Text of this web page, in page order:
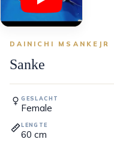
DAINICHI MSANKEJR
Sanke
GESLACHT
Female
LENGTE
60 cm